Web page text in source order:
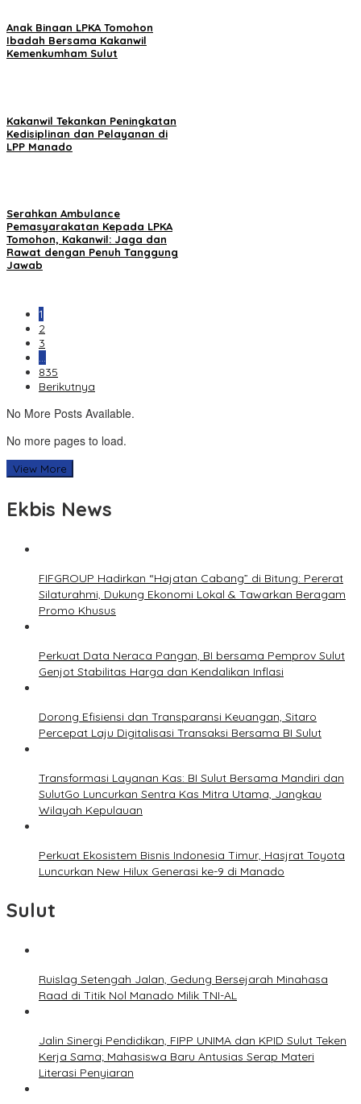
Anak Binaan LPKA Tomohon
Ibadah Bersama Kakanwil
Kemenkumham Sulut
Kakanwil Tekankan Peningkatan
Kedisiplinan dan Pelayanan di
LPP Manado
Serahkan Ambulance
Pemasyarakatan Kepada LPKA
Tomohon, Kakanwil: Jaga dan
Rawat dengan Penuh Tanggung
Jawab
1
2
3
…
835
Berikutnya
No More Posts Available.
No more pages to load.
View More
Ekbis News
FIFGROUP Hadirkan “Hajatan Cabang” di Bitung: Pererat
Silaturahmi, Dukung Ekonomi Lokal & Tawarkan Beragam
Promo Khusus
Perkuat Data Neraca Pangan, BI bersama Pemprov Sulut
Genjot Stabilitas Harga dan Kendalikan Inflasi
Dorong Efisiensi dan Transparansi Keuangan, Sitaro
Percepat Laju Digitalisasi Transaksi Bersama BI Sulut
Transformasi Layanan Kas: BI Sulut Bersama Mandiri dan
SulutGo Luncurkan Sentra Kas Mitra Utama, Jangkau
Wilayah Kepulauan
Perkuat Ekosistem Bisnis Indonesia Timur, Hasjrat Toyota
Luncurkan New Hilux Generasi ke-9 di Manado
Sulut
Ruislag Setengah Jalan, Gedung Bersejarah Minahasa
Raad di Titik Nol Manado Milik TNI-AL
Jalin Sinergi Pendidikan, FIPP UNIMA dan KPID Sulut Teken
Kerja Sama; Mahasiswa Baru Antusias Serap Materi
Literasi Penyiaran